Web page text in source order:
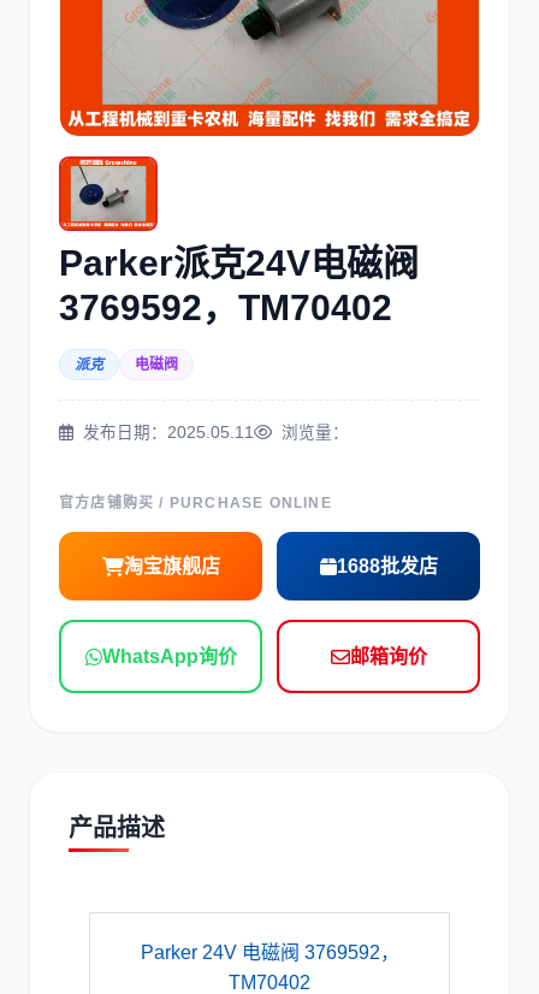
日立 久保田
三菱 博世
Parker派克24V电磁阀
3769592，TM70402
派克 电磁阀
发布日期：2025.05.11 浏览量：
官方店铺购买 / PURCHASE ONLINE
淘宝旗舰店 1688批发店
WhatsApp询价 邮箱询价
产品描述
Parker 24V 电磁阀 3769592，
TM70402